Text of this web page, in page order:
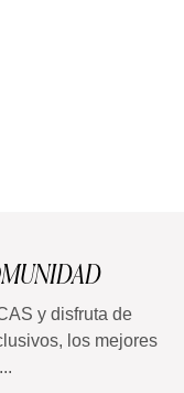
y disfruta de
los mejores